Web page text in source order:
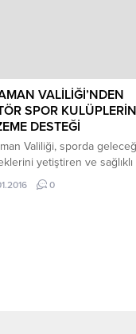
Kahta...VALİLİĞİ’NDEN
SPOR
DESTEĞİ
Valiliği, sporda
yetiştiren ve sağlıklı
oluşmasında kilit
spor kulüplerine destek
0